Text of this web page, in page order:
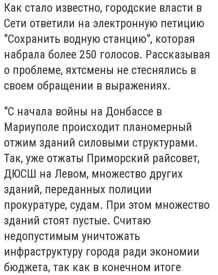
Как стало известно, городские власти в
Сети ответили на электронную петицию
"Сохранить водную станцию", которая
набрала более 250 голосов. Рассказывая
о проблеме, яхтсмены не стеснялись в
своем обращении в выражениях.
"С начала войны на Донбассе в
Мариуполе происходит планомерный
отжим зданий силовыми структурами.
Так, уже отжаты Приморский райсовет,
ДЮСШ на Левом, множество других
зданий, переданных полиции
прокуратуре, судам. При этом множество
зданий стоят пустые. Считаю
недопустимым уничтожать
инфраструктуру города ради экономии
бюджета, так как в конечном итоге